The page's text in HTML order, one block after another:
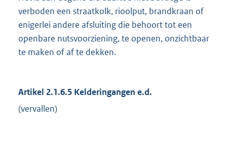
verboden een straatkolk, rioolput, brandkraan of
enigerlei andere afsluiting die behoort tot een
openbare nutsvoorziening, te openen, onzichtbaar
te maken of af te dekken.
Artikel 2.1.6.5 Kelderingangen e.d.
(vervallen)